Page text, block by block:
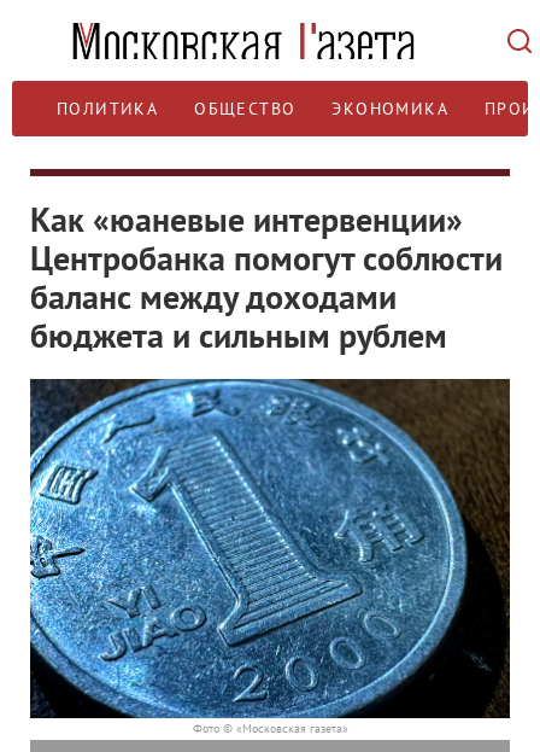
ПОЛИТИКА ОБЩЕСТВО ЭКОНОМИКА
Как «юаневые интервенции»
Центробанка помогут соблюсти
баланс между доходами
бюджета и сильным рублем
Фото © «Московская газета»